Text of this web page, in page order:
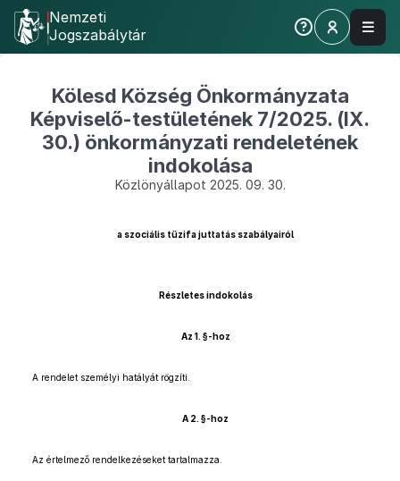
Nemzeti
Jogszabálytár
Kölesd Község Önkormányzata
Képviselő-testületének 7/2025. (IX.
30.) önkormányzati rendeletének
indokolása
Közlönyállapot 2025. 09. 30.
a szociális tűzifa juttatás szabályairól
Részletes indokolás
Az 1. §-hoz
A rendelet személyi hatályát rögzíti.
A 2. §-hoz
Az értelmező rendelkezéseket tartalmazza.